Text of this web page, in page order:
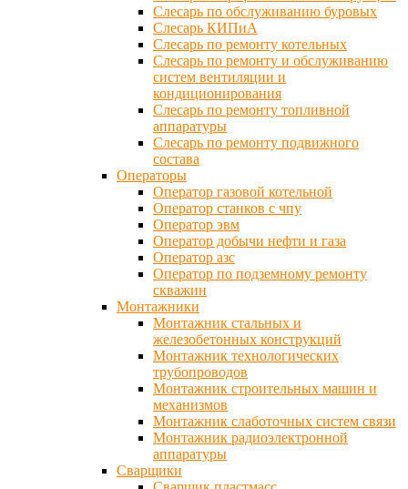
Слесарь по обслуживанию буровых
Слесарь КИПиА
Слесарь по ремонту котельных
Слесарь по ремонту и обслуживанию
систем вентиляции и
кондиционирования
Слесарь по ремонту топливной
аппаратуры
Слесарь по ремонту подвижного
состава
Операторы
Оператор газовой котельной
Оператор станков с чпу
Оператор эвм
Оператор добычи нефти и газа
Оператор азс
Оператор по подземному ремонту
скважин
Монтажники
Монтажник стальных и
железобетонных конструкций
Монтажник технологических
трубопроводов
Монтажник строительных машин и
механизмов
Монтажник слаботочных систем связи
Монтажник радиоэлектронной
аппаратуры
Сварщики